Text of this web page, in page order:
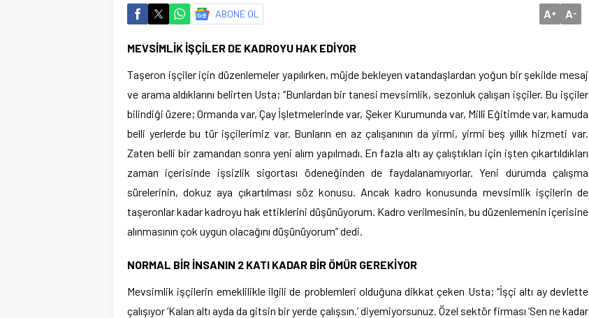
ABONE OL A+ A-
MEVSİMLİK İŞÇİLER DE KADROYU HAK EDİYOR
Taşeron işçiler için düzenlemeler yapılırken, müjde bekleyen vatandaşlardan yoğun bir şekilde mesaj
ve arama aldıklarını belirten Usta; “Bunlardan bir tanesi mevsimlik, sezonluk çalışan işçiler. Bu işçiler
bilindiği üzere; Ormanda var, Çay İşletmelerinde var, Şeker Kurumunda var, Millî Eğitimde var, kamuda
belli yerlerde bu tür işçilerimiz var. Bunların en az çalışanının da yirmi, yirmi beş yıllık hizmeti var.
Zaten belli bir zamandan sonra yeni alım yapılmadı. En fazla altı ay çalıştıkları için işten çıkartıldıkları
zaman içerisinde işsizlik sigortası ödeneğinden de faydalanamıyorlar. Yeni durumda çalışma
sürelerinin, dokuz aya çıkartılması söz konusu. Ancak kadro konusunda mevsimlik işçilerin de
taşeronlar kadar kadroyu hak ettiklerini düşünüyorum. Kadro verilmesinin, bu düzenlemenin içerisine
alınmasının çok uygun olacağını düşünüyorum” dedi.
NORMAL BİR İNSANIN 2 KATI KADAR BİR ÖMÜR GEREKİYOR
Mevsimlik işçilerin emeklilikle ilgili de problemleri olduğuna dikkat çeken Usta; “İşçi altı ay devlette
çalışıyor ‘Kalan altı ayda da gitsin bir yerde çalışsın.’ diyemiyorsunuz. Özel sektör firması ‘Sen ne kadar